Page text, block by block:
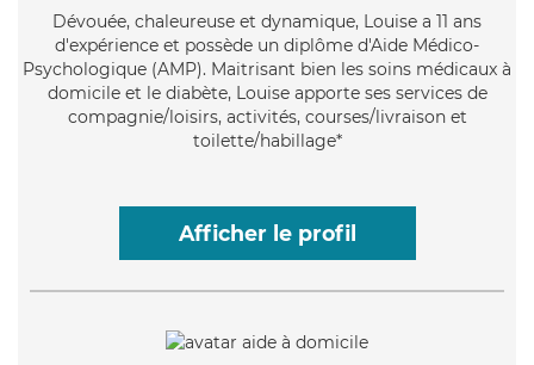
Dévouée, chaleureuse et dynamique, Louise a 11 ans
d'expérience et possède un diplôme d'Aide Médico-
Psychologique (AMP). Maitrisant bien les soins médicaux à
domicile et le diabète, Louise apporte ses services de
compagnie/loisirs, activités, courses/livraison et
toilette/habillage*
Afficher le profil